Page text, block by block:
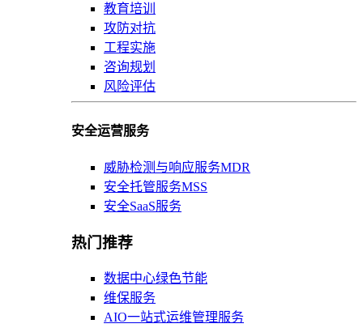
教育培训
攻防对抗
工程实施
咨询规划
风险评估
安全运营服务
威胁检测与响应服务MDR
安全托管服务MSS
安全SaaS服务
热门推荐
数据中心绿色节能
维保服务
AIO一站式运维管理服务